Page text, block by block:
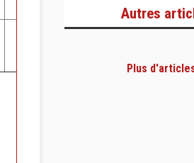
Autres
Plus